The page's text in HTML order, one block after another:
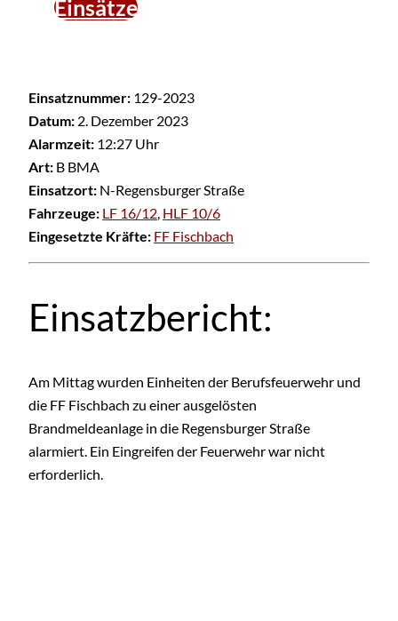
Einsätze
Einsatznummer: 129-2023
Datum: 2. Dezember 2023
Alarmzeit: 12:27 Uhr
Art: B BMA
Einsatzort: N-Regensburger Straße
Fahrzeuge: LF 16/12 HLF 10/6
Eingesetzte Kräfte: FF Fischbach
Einsatzbericht:
Am Mittag wurden Einheiten der Berufsfeuerwehr und
die FF Fischbach zu einer ausgelösten
Brandmeldeanlage in die Regensburger Straße
alarmiert. Ein Eingreifen der Feuerwehr war nicht
erforderlich.